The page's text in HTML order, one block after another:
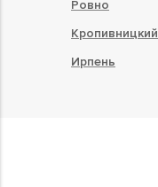
Ровно
Кропивницкий
Ирпень